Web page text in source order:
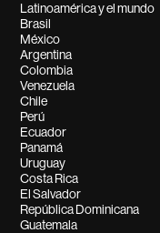
Latinoamérica y el mundo
Brasil
México
Argentina
Colombia
Venezuela
Chile
Perú
Ecuador
Panamá
Uruguay
Costa Rica
El Salvador
República Dominicana
Guatemala